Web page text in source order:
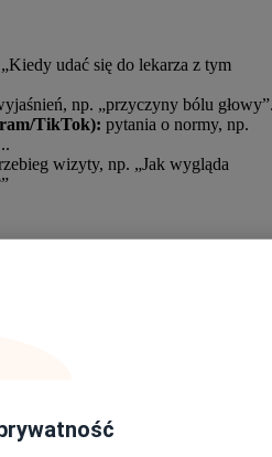
udać się do lekarza z tym
np. „przyczyny bólu
TikTok): pytania o normy, np.
wizyty, np. „Jak wygląda